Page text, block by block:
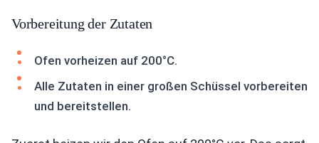
Vorbereitung der Zutaten
Ofen vorheizen auf 200°C.
Alle Zutaten in einer großen Schüssel vorbereiten
und bereitstellen.